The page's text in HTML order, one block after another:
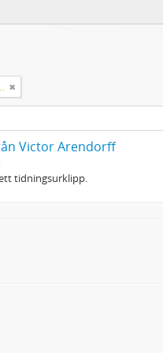
Victor Arendorff
Victor Arendorff
tidningsurklipp.